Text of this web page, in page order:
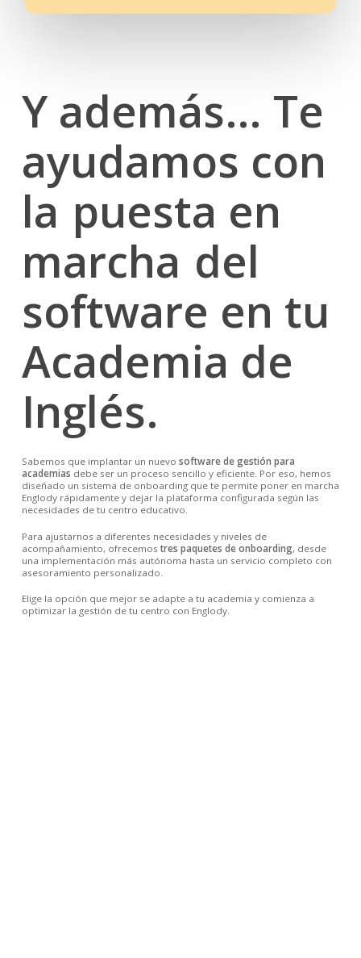
Y además… Te
ayudamos con
la puesta en
marcha del
software en tu
Academia de
Inglés.
Sabemos que implantar un nuevo software de gestión para
academias debe ser un proceso sencillo y eficiente. Por eso, hemos
diseñado un sistema de onboarding que te permite poner en marcha
Englody rápidamente y dejar la plataforma configurada según las
necesidades de tu centro educativo.
Para ajustarnos a diferentes necesidades y niveles de
acompañamiento, ofrecemos tres paquetes de onboarding, desde
una implementación más autónoma hasta un servicio completo con
asesoramiento personalizado.
Elige la opción que mejor se adapte a tu academia y comienza a
optimizar la gestión de tu centro con Englody.